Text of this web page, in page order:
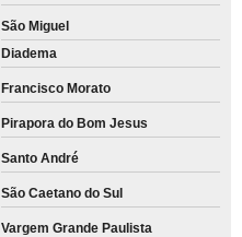
São Miguel
Diadema
Francisco Morato
Pirapora do Bom Jesus
Santo André
São Caetano do Sul
Vargem Grande Paulista